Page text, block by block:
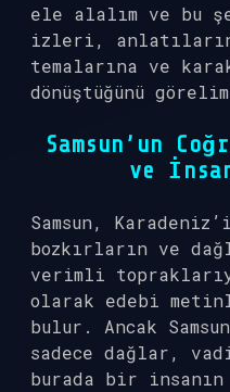
ele alalım ve bu
izleri,
temalarına ve
dönüştüğünü
Samsun’un
ve
Samsun,
bozkırların ve
verimli
olarak edebi
bulur. Ancak
sadece dağlar,
burada bir insanın